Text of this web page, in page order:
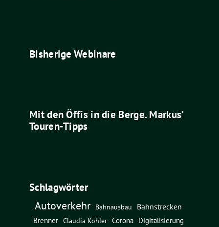
Bisherige Webinare
Mit den Öffis in die Berge. Markus’
Touren-Tipps
Schlagwörter
Autoverkehr Bahnausbau
Bahnstrecken
Brenner Claudia Köhler Corona
Digitalisierung